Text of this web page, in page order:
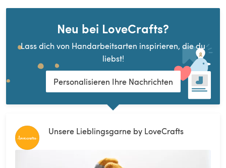
Neu bei LoveCrafts?
Lass dich von Handarbeitsarten inspirieren, die du
liebst!
Personalisieren Ihre Nachrichten
Unsere Lieblingsgarne by LoveCrafts